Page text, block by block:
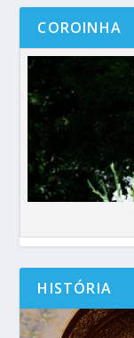
COROINHA
HISTÓRIA